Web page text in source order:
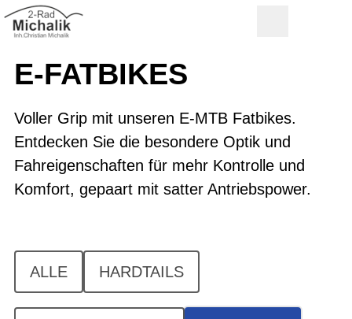
E-FATBIKES
Voller Grip mit unseren E-MTB Fatbikes.
Entdecken Sie die besondere Optik und
Fahreigenschaften für mehr Kontrolle und
Komfort, gepaart mit satter Antriebspower.
ALLE HARDTAILS